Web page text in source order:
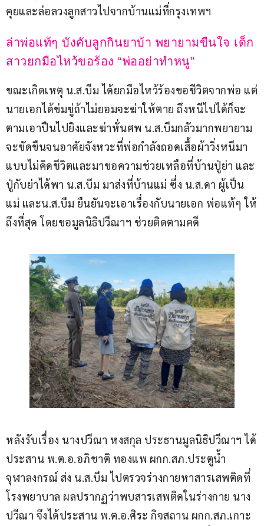
คุยและล่อลวงลูกสาวไปจากบ้านแม่ที่กรุงเทพฯ
ล่าพ่อแท้ๆ บังคับลูกกินยาบ้า พยายามขืนใจ เด็ก
สาวยกมือไหว้ขอร้อง “พ่ออย่าทำหนู”
ขณะเกิดเหตุ น.ส.บีม ได้ยกมือไหว้ร้องขอชีวิตจากพ่อ แต่
นายเอกได้ข่มขู่ถ้าไม่ยอมจะฆ่าให้ตาย ถึงหนีไปได้ก็จะ
ตามเอาปืนไปยิงและฆ่าหั่นศพ น.ส.บีมกลัวมากพยายาม
จะขัดขืนจนอาศัยจังหวะที่พ่อกำลังถอดเสื้อผ้าวิ่งหนีมา
แบบไม่คิดชีวิตและมาขอความช่วยเหลือที่บ้านปู่ย่า และ
ปู่กับย่าได้พา น.ส.บีม มาส่งที่บ้านแม่ ซึ่ง น.ส.ดา ผู้เป็น
แม่ และน.ส.บีม ยืนยันจะเอาเรื่องกับนายเอก พ่อแท้ๆ ให้
ถึงที่สุด โดยขอมูลนิธิปวีณาฯ ช่วยติดตามคดี
หลังรับเรื่อง นางปวีณา หงสกุล ประธานมูลนิธิปวีณาฯ ได้
ประสาน พ.ต.อ.อภิชาติ ทองแพ ผกก.สภ.ประตูน้ำ
จุฬาลงกรณ์ ส่ง น.ส.บีม ไปตรวจร่างกายหาสารเสพติดที่
โรงพยาบาล ผลปรากฏว่าพบสารเสพติดในร่างกาย นาง
ปวีณา จึงได้ประสาน พ.ต.อ.ศิระ กิจสถาน ผกก.สภ.เกาะ